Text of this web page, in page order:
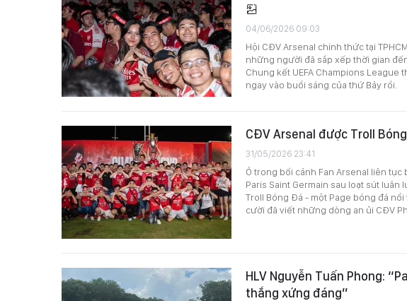
04/06/2026 09:03
Hội CĐV Arsenal chính thức tại
những người đã sắp xếp thời gian
Chung kết UEFA Champions
ngay vào buổi sáng của thứ Bảy rồi.
CĐV Arsenal được Troll
31/05/2026 23:41
Ỏ trong bối cảnh Fan Arsenal liên
Paris Saint Germain sau loạt sút luân
Troll Bóng Đá - một Page bóng đá
cười đã viết những dòng an ủi CĐV
HLV Nguyễn Tuấn Phong:
thắng xứng đáng”